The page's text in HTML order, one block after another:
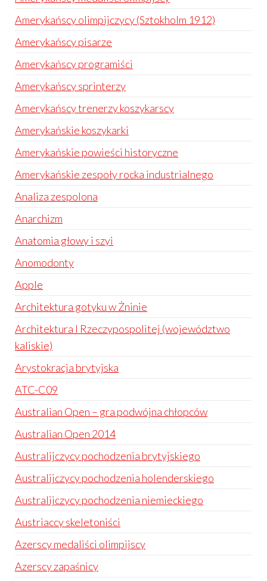
Amerykańscy olimpijczycy (Sztokholm 1912)
Amerykańscy pisarze
Amerykańscy programiści
Amerykańscy sprinterzy
Amerykańscy trenerzy koszykarscy
Amerykańskie koszykarki
Amerykańskie powieści historyczne
Amerykańskie zespoły rocka industrialnego
Analiza zespolona
Anarchizm
Anatomia głowy i szyi
Anomodonty
Apple
Architektura gotyku w Żninie
Architektura I Rzeczypospolitej (województwo
kaliskie)
Arystokracja brytyjska
ATC-C09
Australian Open – gra podwójna chłopców
Australian Open 2014
Australijczycy pochodzenia brytyjskiego
Australijczycy pochodzenia holenderskiego
Australijczycy pochodzenia niemieckiego
Austriaccy skeletoniści
Azerscy medaliści olimpijscy
Azerscy zapaśnicy